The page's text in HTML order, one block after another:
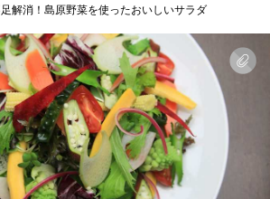
解消！島原野菜を使ったおいしいサラダ